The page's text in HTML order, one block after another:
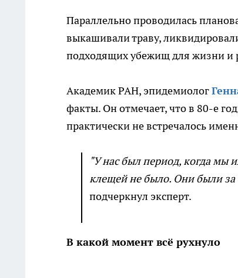
Параллельно проводилась
выкашивали траву,
подходящих убежищ для жизни и
Академик РАН, эпидемиолог
факты. Он отмечает, что в 80-е
практически не встречалось
"У нас был период, когда мы
клещей не было. Они были за
подчеркнул эксперт.
В какой момент всё рухнуло